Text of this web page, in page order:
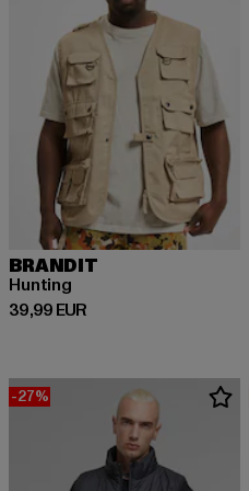
BRANDIT
Hunting
39,99 EUR
Derzeitiger Preis: 39,99 EUR
-27%